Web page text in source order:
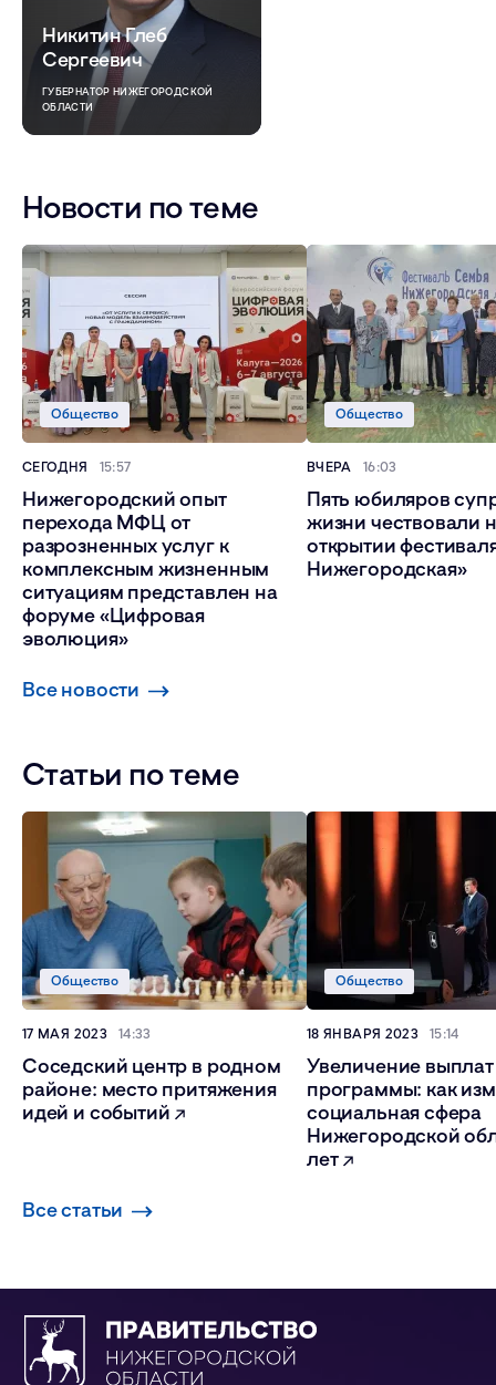
Никитин Глеб
Сергеевич
ГУБЕРНАТОР НИЖЕГОРОДСКОЙ
ОБЛАСТИ
Новости по теме
Нижегородский опыт
перехода МФЦ от
разрозненных услуг к
комплексным жизненным
ситуациям представлен на
форуме «Цифровая
эволюция»
Общество
СЕГОДНЯ 15:57
Пять юбиляров
жизни чествовали
открытии
Нижегородская»
Общество
ВЧЕРА 16:03
Все новости
Статьи по теме
Соседский центр в родном
районе: место притяжения
идей и событий
Общество
17 МАЯ 2023 14:33
Увеличение
программы: как
социальная сфера
Нижегородской
лет
Общество
18 ЯНВАРЯ 2023 15:14
Все статьи